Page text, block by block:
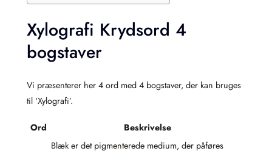
Xylografi Krydsord 4
bogstaver
Vi præsenterer her 4 ord med 4 bogstaver, der kan bruges
til ‘Xylografi’.
Ord Beskrivelse
Blæk er det pigmenterede medium, der påføres